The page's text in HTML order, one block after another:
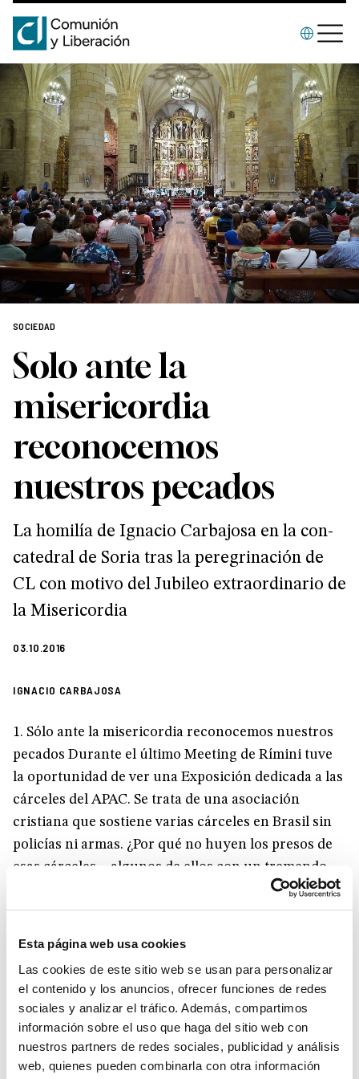
Esta página web usa cookies
Las cookies de este sitio web se usan para personalizar
el contenido y los anuncios, ofrecer funciones de redes
sociales y analizar el tráfico. Además, compartimos
información sobre el uso que haga del sitio web con
nuestros partners de redes sociales, publicidad y análisis
web, quienes pueden combinarla con otra información
SOCIEDAD
Solo ante la
misericordia
reconocemos
nuestros pecados
La homilía de Ignacio Carbajosa en la con-
catedral de Soria tras la peregrinación de
CL con motivo del Jubileo extraordinario de
la Misericordia
03.10.2016
IGNACIO CARBAJOSA
1. Sólo ante la misericordia reconocemos nuestros
pecados Durante el último Meeting de Rímini tuve
la oportunidad de ver una Exposición dedicada a las
cárceles del APAC. Se trata de una asociación
cristiana que sostiene varias cárceles en Brasil sin
policías ni armas. ¿Por qué no huyen los presos de
esas cárceles – algunos de ellos con un tremendo
historial criminal a las espaldas y numerosos
intentos de fugas? Ésta es la pregunta que dirigió
Nosotros podemos mirar nuestro delitos, nuestro
pecado y mezquindad, porque nos ha alcanzado
una historia particular de amor, de abrazo, mucho
más grande que nuestro mal. Por eso no hemos
querido ahorrarnos este camino penitencial hasta la